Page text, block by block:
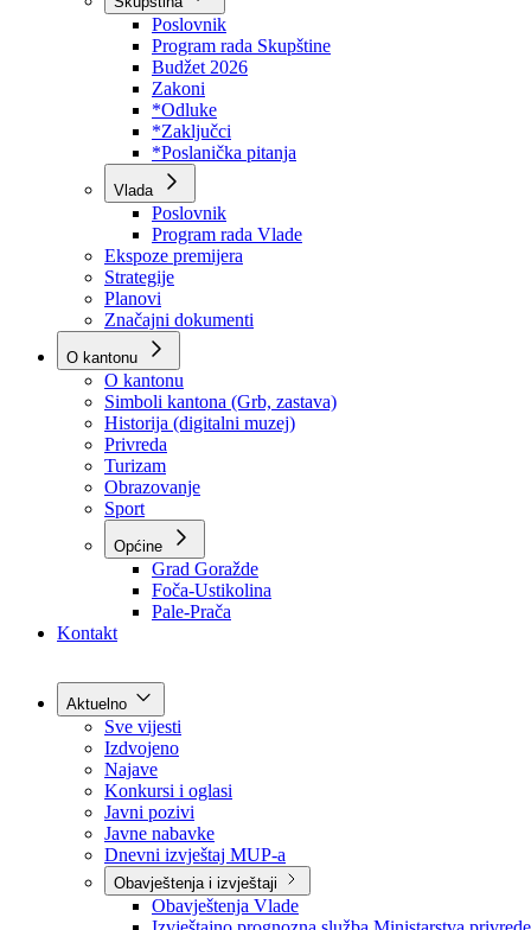
Dokumenti
Skupština
Poslovnik
Program rada Skupštine
Budžet 2026
Zakoni
*Odluke
*Zaključci
*Poslanička pitanja
Vlada
Poslovnik
Program rada Vlade
Ekspoze premijera
Strategije
Planovi
Značajni dokumenti
O kantonu
O kantonu
Simboli kantona (Grb, zastava)
Historija (digitalni muzej)
Privreda
Turizam
Obrazovanje
Sport
Općine
Kontakt
Aktuelno
Sve vijesti
Izdvojeno
Najave
Konkursi i oglasi
Javni pozivi
Javne nabavke
Dnevni izvještaj MUP-a